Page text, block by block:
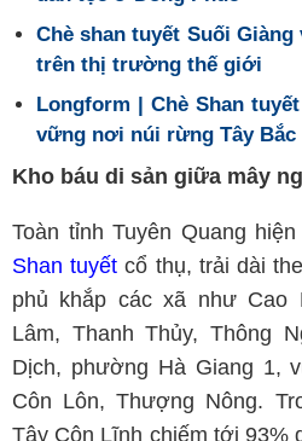
Chè shan tuyết Suối
trên thị trường thế giới
Longform | Chè Shan
vững nơi núi rừng Tây Bắc
Kho báu di sản giữa mây
Toàn tỉnh Tuyên Quang
Shan tuyết cổ thụ, trải dài
phủ khắp các xã như Cao
Lâm, Thanh Thủy, Thông
Dịch, phường Hà Giang 1,
Côn Lôn, Thượng Nông.
Tây Côn Lĩnh chiếm tới 93%